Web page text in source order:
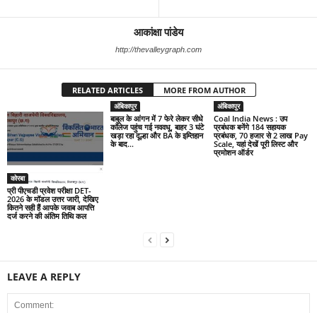
आकांक्षा पांडेय
http://thevalleygraph.com
RELATED ARTICLES MORE FROM AUTHOR
कोरबा
प्री पीएचडी प्रवेश परीक्षा DET-
2026 के मॉडल उत्तर जारी, देखिए
कितने सही हैं आपके जवाब आपत्ति
दर्ज करने की अंतिम तिथि कल
अंबिकापुर
बाबुल के आंगन में 7 फेरे लेकर सीधे
कॉलेज पहुंच गई नववधू, बाहर 3 घंटे
खड़ा रहा दूल्हा और BA के इम्तिहान
के बाद...
अंबिकापुर
Coal India News : उप
प्रबंधक बनेंगे 184 सहायक
प्रबंधक, 70 हजार से 2 लाख Pay
Scale, यहां देखें पूरी लिस्ट और
प्रमोशन ऑर्डर
LEAVE A REPLY